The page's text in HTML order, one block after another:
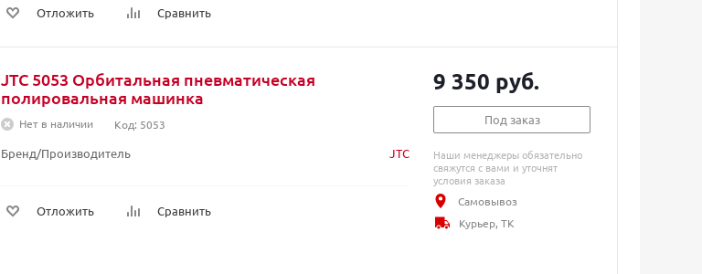
Отложить Сравнить
JTC 5053 Орбитальная пневматическая
полировальная машинка
Нет в наличии Код: 5053
Бренд/Производитель JTC
Отложить Сравнить
9 350 руб.
Под заказ
Наши менеджеры обязательно
свяжутся с вами и уточнят
условия заказа
Самовывоз
Курьер, ТК